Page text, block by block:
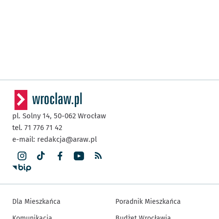
pl. Solny 14, 50-062 Wrocław
tel. 71 776 71 42
e-mail: redakcja@araw.pl
Dla Mieszkańca
Poradnik Mieszkańca